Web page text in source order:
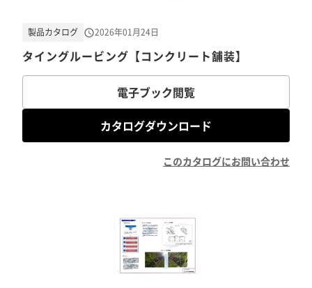
タイングルービング【コンクリート舗装】
製品カタログ 2026年01月24日
電子ブック閲覧
カタログダウンロード
このカタログにお問い合わせ